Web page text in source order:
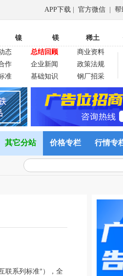
APP下载 官方微信 帮
镍 镁 稀土
态 总结回顾
商业资料
作 企业新闻
政策法规
准 基础知识 钢厂招采
其它分站 价格专栏 行情专
联系列标准”），全